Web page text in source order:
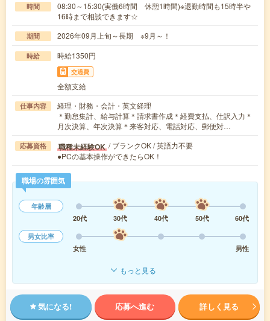
時間
08:30～15:30(実働6時間 休憩1時間)※退勤時間も15時半や
16時まで相談できます☆
期間 2026年09月上旬～長期 ※9月～！
時給 時給1350円
交通費
全額支給
仕事内容
経理・財務・会計・英文経理
＊勤怠集計、給与計算＊請求書作成＊経費支払、仕訳入力＊
月次決算、年次決算＊来客対応、電話対応、郵便対…
応募資格 職種未経験OK / ブランクOK / 英語力不要
●PCの基本操作ができたらOK！
職場の雰囲気
年齢層
20代
30代 40代 50代
60代
男女比率
女性
男性
もっと見る
気になる! 応募へ進む 詳しく見る